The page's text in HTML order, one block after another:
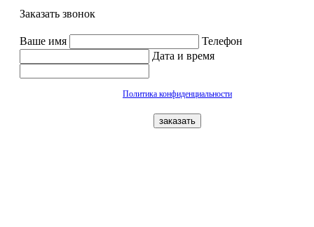
Заказать звонок
Ваше имя
Телефон
Дата и время
Политика конфиденциальности
заказать